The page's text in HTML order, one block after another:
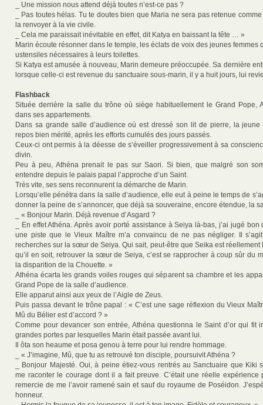
_ Une mission nous attend déjà toutes n’est-ce pas ?
_ Pas toutes hélas. Tu te doutes bien que Maria ne sera pas retenue
la renvoyer à la vie civile.
_ Cela me paraissait inévitable en effet, dit Katya en baissant la tête … »
Marin écoute résonner dans le temple, les éclats de voix des jeunes femmes
ustensiles nécessaires à leurs toilettes.
Si Katya est amusée à nouveau, Marin demeure préoccupée. Sa dernière
lorsque celle-ci est revenue du sanctuaire sous-marin, il y a huit jours, lui
Flashback
Située derrière la salle du trône où siège habituellement le Grand Pope,
dans ses appartements.
Dans sa grande salle d’audience où est dressé son lit de pierre, la jeune
repos bien mérité, après les efforts cumulés des jours passés.
Ceux-ci ont permis à la déesse de s’éveiller progressivement à sa
divin.
Peu à peu, Athéna prenait le pas sur Saori. Si bien, que malgré son
entendre depuis le palais papal l’approche d’un Saint.
Très vite, ses sens reconnurent la démarche de Marin.
Lorsqu’elle pénétra dans la salle d’audience, elle eut à peine le temps de
donner la peine de s’annoncer, que déjà sa souveraine, encore étendue, la
_ « Bonjour Marin. Déjà revenue d’Asgard ?
_ En effet Athéna. Après avoir porté assistance à Seiya là-bas, j’ai jugé
une piste que le Vieux Maître m’a convaincu de ne pas négliger. Il
recherches sur la sœur de Seiya. Qui sait, peut-être que Seika est réellement
qu’il en soit, retrouver la sœur de Seiya, c’est se rapprocher à coup sûr du
la disparition de la Chouette. »
Athéna écarta les grands voiles rouges qui séparent sa chambre et les
Grand Pope de la salle d’audience.
Elle apparut ainsi aux yeux de l’Aigle de Zeus.
Puis passa devant le trône papal : « C’est une sage réflexion du Vieux
Mû du Bélier est d’accord ? »
Comme pour devancer son entrée, Athéna questionna le Saint d’or qui fit
grandes portes par lesquelles Marin était passée avant lui.
Il ôta son heaume et posa genou à terre pour lui rendre hommage.
_ « J’imagine, Mû, que tu as retrouvé ton disciple, poursuivit Athéna ?
_ Bonjour Majesté. Oui, à peine étiez-vous rentrés au Sanctuaire que Kiki
me raconter le courage dont il a fait preuve. C’était une réelle
remercie de me l’avoir ramené sain et sauf du royaume de Poséidon.
honneur.